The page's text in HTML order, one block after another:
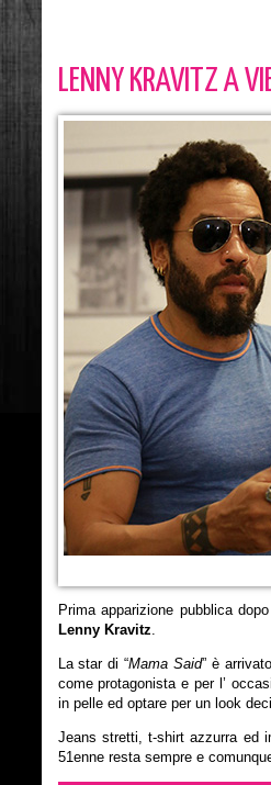
LENNY KRAVITZ A
Prima apparizione pubblica
Lenny Kravitz.
La star di “Mama Said” è
come protagonista e per l’
in pelle ed optare per un look
Jeans stretti, t-shirt azzurra ed
51enne resta sempre e